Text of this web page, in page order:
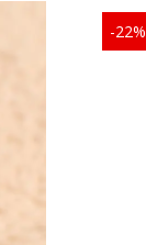
-22%